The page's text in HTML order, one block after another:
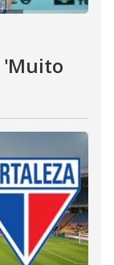
'Muito